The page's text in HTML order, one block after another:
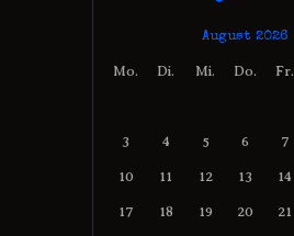
August 2026
Mo. Di. Mi. Do. Fr.
3 4 5 6 7
10 11 12 13 14
17 18 19 20 21